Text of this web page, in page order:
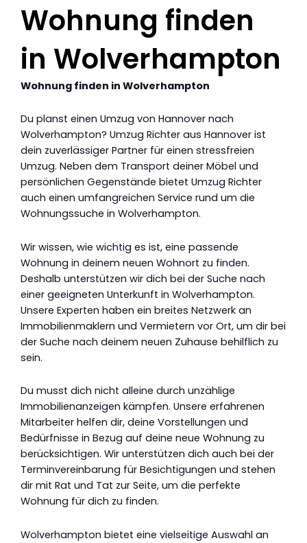
Wohnung finden
in Wolverhampton
Wohnung finden in Wolverhampton
Du planst einen Umzug von Hannover nach
Wolverhampton? Umzug Richter aus Hannover ist
dein zuverlässiger Partner für einen stressfreien
Umzug. Neben dem Transport deiner Möbel und
persönlichen Gegenstände bietet Umzug Richter
auch einen umfangreichen Service rund um die
Wohnungssuche in Wolverhampton.
Wir wissen, wie wichtig es ist, eine passende
Wohnung in deinem neuen Wohnort zu finden.
Deshalb unterstützen wir dich bei der Suche nach
einer geeigneten Unterkunft in Wolverhampton.
Unsere Experten haben ein breites Netzwerk an
Immobilienmaklern und Vermietern vor Ort, um dir bei
der Suche nach deinem neuen Zuhause behilflich zu
sein.
Du musst dich nicht alleine durch unzählige
Immobilienanzeigen kämpfen. Unsere erfahrenen
Mitarbeiter helfen dir, deine Vorstellungen und
Bedürfnisse in Bezug auf deine neue Wohnung zu
berücksichtigen. Wir unterstützen dich auch bei der
Terminvereinbarung für Besichtigungen und stehen
dir mit Rat und Tat zur Seite, um die perfekte
Wohnung für dich zu finden.
Wolverhampton bietet eine vielseitige Auswahl an